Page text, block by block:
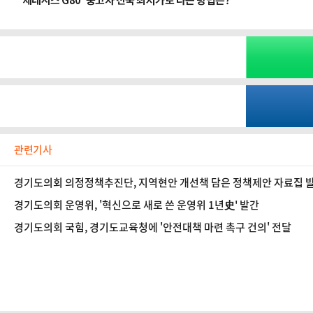
관련기사
경기도의회 의정정책추진단, 지역현안 개선책 담은 정책제안 자료집
경기도의회 운영위, '혁신으로 새로 쓴 운영위 1년史' 발간
경기도의회 국힘, 경기도교육청에 '안전대책 마련 촉구 건의' 전달